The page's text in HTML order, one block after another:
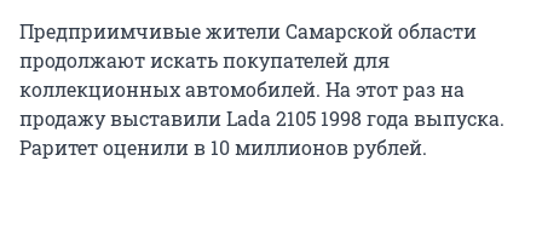
Предприимчивые жители Самарской области
продолжают искать покупателей для
коллекционных автомобилей. На этот раз на
продажу выставили Lada 2105 1998 года выпуска.
Раритет оценили в 10 миллионов рублей.